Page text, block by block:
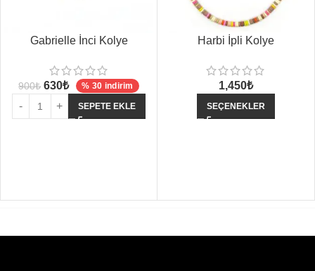
Gabrielle İnci Kolye
900₺ 630₺ % 30 indirim
SEPETE EKLE
Harbi İpli Kolye
1,450₺
SEÇENEKLER